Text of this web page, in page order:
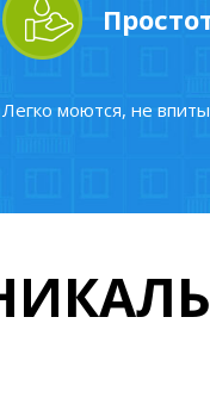
Легко моются, не